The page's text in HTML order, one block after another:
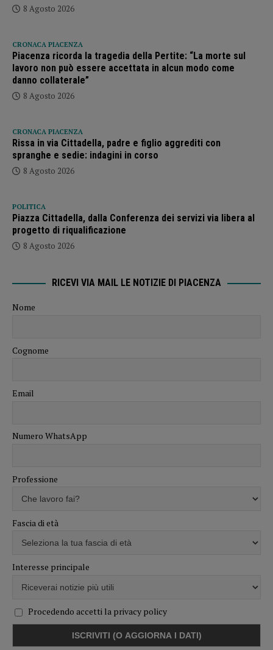
8 Agosto 2026
CRONACA PIACENZA
Piacenza ricorda la tragedia della Pertite: “La morte sul
lavoro non può essere accettata in alcun modo come
danno collaterale”
8 Agosto 2026
CRONACA PIACENZA
Rissa in via Cittadella, padre e figlio aggrediti con
spranghe e sedie: indagini in corso
8 Agosto 2026
POLITICA
Piazza Cittadella, dalla Conferenza dei servizi via libera al
progetto di riqualificazione
8 Agosto 2026
RICEVI VIA MAIL LE NOTIZIE DI PIACENZA
Nome
Cognome
Email
Numero WhatsApp
Professione
Fascia di età
Interesse principale
Procedendo accetti la privacy policy